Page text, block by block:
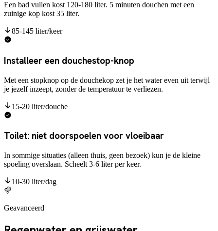
Een bad vullen kost 120-180 liter. 5 minuten douchen met een
zuinige kop kost 35 liter.
85-145 liter/keer
Installeer een douchestop-knop
Met een stopknop op de douchekop zet je het water even uit terwijl
je jezelf inzeept, zonder de temperatuur te verliezen.
15-20 liter/douche
Toilet: niet doorspoelen voor vloeibaar
In sommige situaties (alleen thuis, geen bezoek) kun je de kleine
spoeling overslaan. Scheelt 3-6 liter per keer.
10-30 liter/dag
Geavanceerd